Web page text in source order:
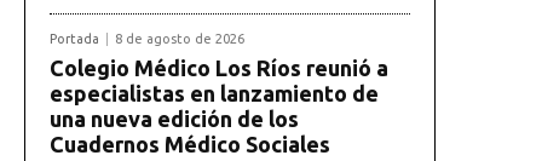
Portada 8 de agosto de 2026
Colegio Médico Los Ríos reunió a
especialistas en lanzamiento de
una nueva edición de los
Cuadernos Médico Sociales